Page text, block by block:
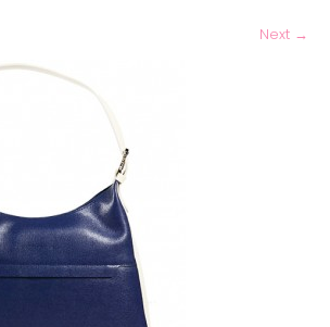
Next →